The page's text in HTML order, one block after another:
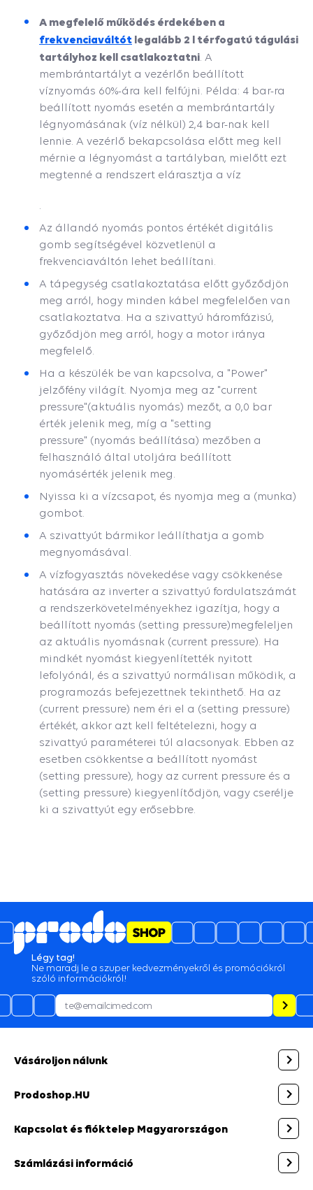
A megfelelő működés érdekében a
frekvenciaváltót legalább 2 l térfogatú tágulási
tartályhoz kell csatlakoztatni . A
membrántartályt a vezérlőn beállított
víznyomás 60%-ára kell felfújni. Példa: 4 bar-ra
beállított nyomás esetén a membrántartály
légnyomásának (víz nélkül) 2,4 bar-nak kell
lennie. A vezérlő bekapcsolása előtt meg kell
mérnie a légnyomást a tartályban, mielőtt ezt
megtenné a rendszert elárasztja a víz
Az állandó nyomás pontos értékét digitális
gomb segítségével közvetlenül a
frekvenciaváltón lehet beállítani.
A tápegység csatlakoztatása előtt győződjön
meg arról, hogy minden kábel megfelelően van
csatlakoztatva. Ha a szivattyú háromfázisú,
győződjön meg arról, hogy a motor iránya
megfelelő.
Ha a készülék be van kapcsolva, a "Power"
jelzőfény világít. Nyomja meg az "current
pressure"(aktuális nyomás) mezőt, a 0,0 bar
érték jelenik meg, míg a "setting
pressure" (nyomás beállítása) mezőben a
felhasználó által utoljára beállított
nyomásérték jelenik meg.
Nyissa ki a vízcsapot, és nyomja meg a (munka)
gombot.
A szivattyút bármikor leállíthatja a gomb
megnyomásával.
A vízfogyasztás növekedése vagy csökkenése
hatására az inverter a szivattyú fordulatszámát
a rendszerkövetelményekhez igazítja, hogy a
beállított nyomás (setting pressure)megfeleljen
az aktuális nyomásnak (current pressure). Ha
mindkét nyomást kiegyenlítették nyitott
lefolyónál, és a szivattyú normálisan működik, a
programozás befejezettnek tekinthető. Ha az
(current pressure) nem éri el a (setting pressure)
értékét, akkor azt kell feltételezni, hogy a
szivattyú paraméterei túl alacsonyak. Ebben az
esetben csökkentse a beállított nyomást
(setting pressure), hogy az current pressure és a
(setting pressure) kiegyenlítődjön, vagy cserélje
ki a szivattyút egy erősebbre.
Légy tag!
Ne maradj le a szuper kedvezményekről és promóciókról
szóló információkról!
Vásároljon nálunk
Prodoshop.HU
Kapcsolat és fióktelep Magyarországon
Számlázási információ